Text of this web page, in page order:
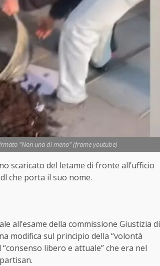
"Non una di meno" (frame youtube)
scaricato del letame di fronte all’ufficio
che porta il suo nome.
all’esame della commissione Giustizia di
modifica sul principio della “volontà
libero e attuale” che era nel